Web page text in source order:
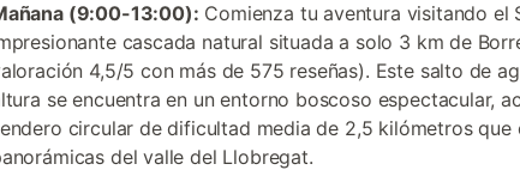
(9:00-13:00): Comienza tu aventura visitando el
cascada natural situada a solo 3 km de
4,5/5 con más de 575 reseñas). Este salto de
se encuentra en un entorno boscoso espectacular,
circular de dificultad media de 2,5 kilómetros que
del valle del Llobregat.